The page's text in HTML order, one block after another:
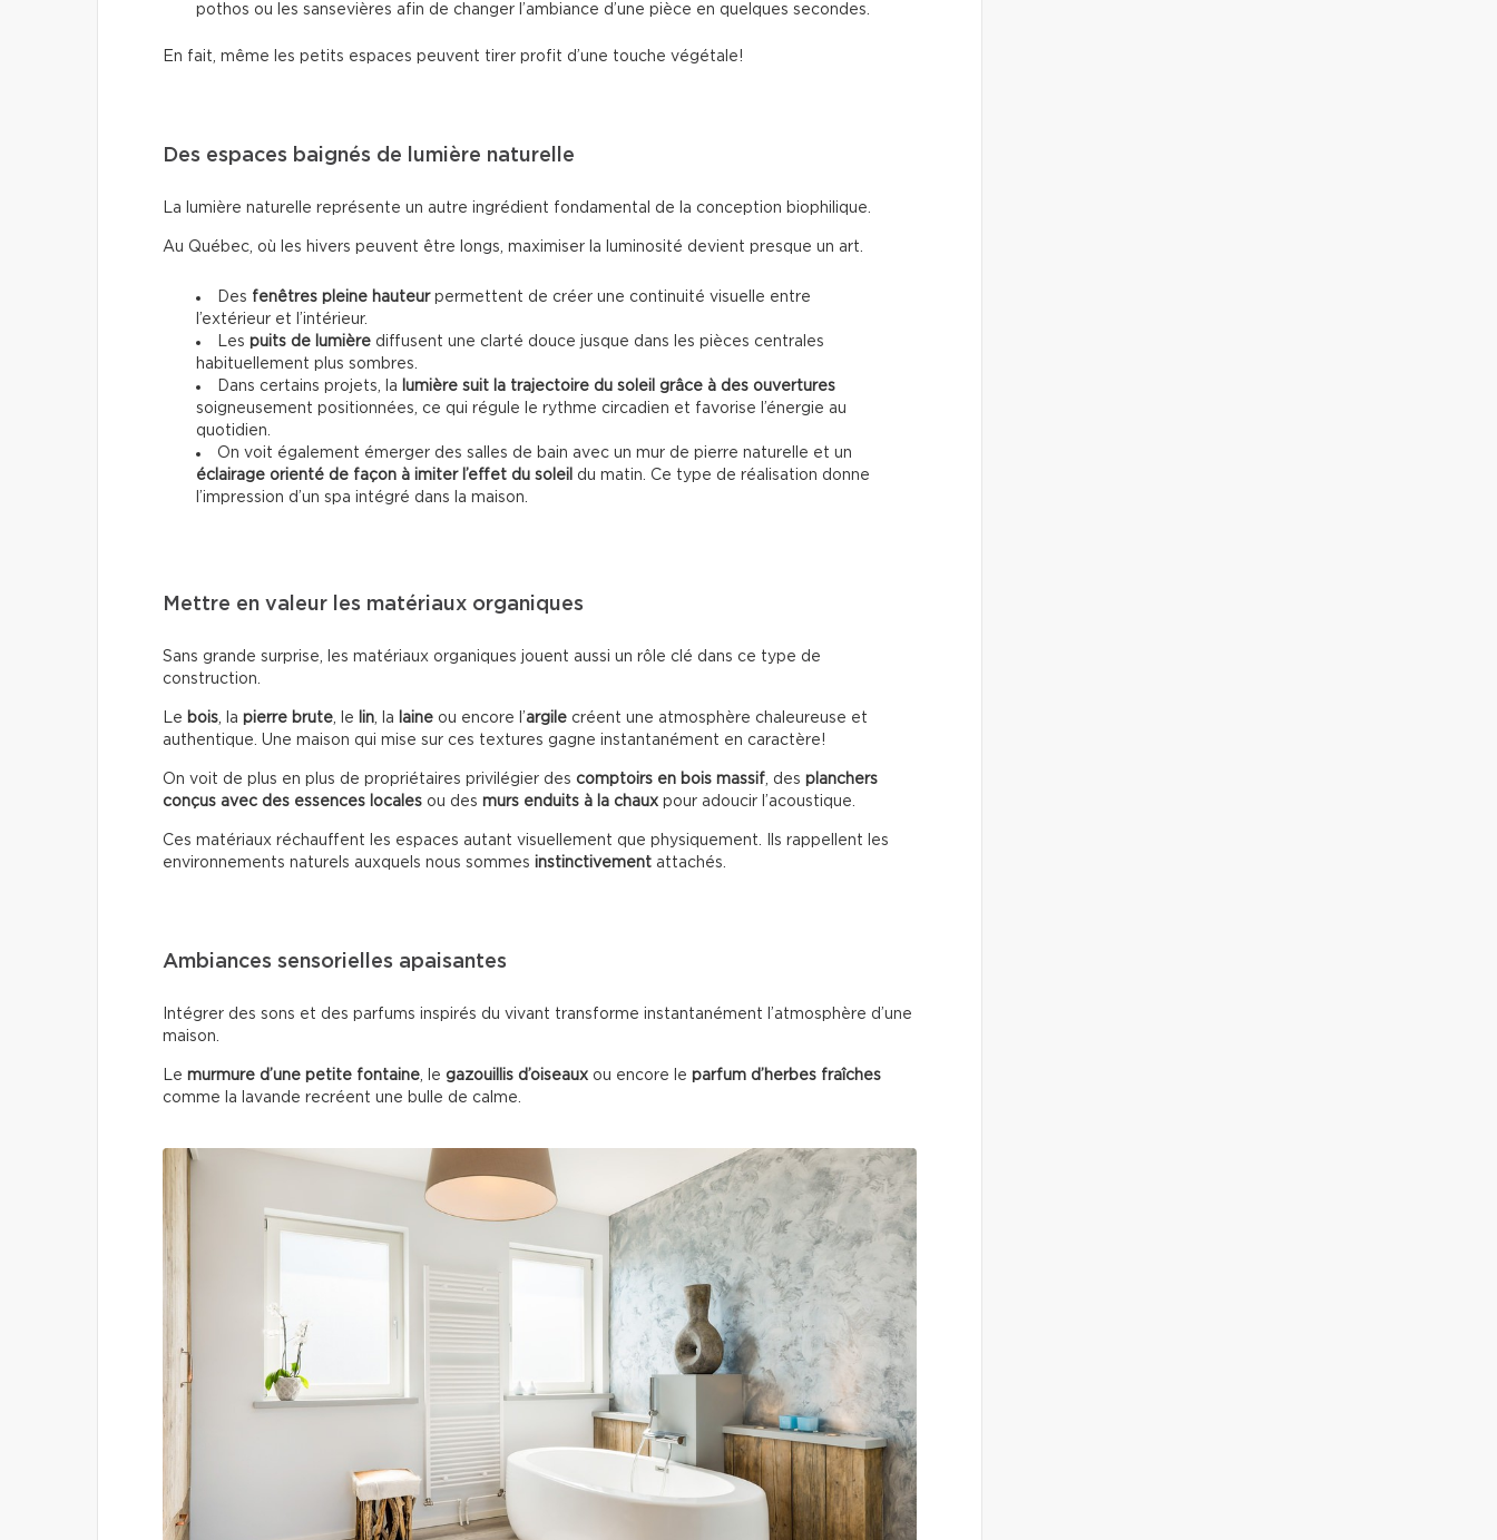
pothos ou les sansevières afin de changer l’ambiance d’une pièce en quelques secondes.
En fait, même les petits espaces peuvent tirer profit d’une touche végétale!
Des espaces baignés de lumière naturelle
La lumière naturelle représente un autre ingrédient fondamental de la conception biophilique.
Au Québec, où les hivers peuvent être longs, maximiser la luminosité devient presque un art.
Des fenêtres pleine hauteurpermettent de créer une continuité visuelle entre
l’extérieur et l’intérieur.
Les puits de lumière diffusent une clarté douce jusque dans les pièces centrales
habituellement plus sombres.
Dans certains projets, la lumière suit la trajectoire du soleil grâce à des ouvertures
soigneusement positionnées, ce qui régule le rythme circadien et favorise l’énergie au
quotidien.
On voit également émerger des salles de bain avec un mur de pierre naturelle et un
éclairage orienté de façon à imiter l’effet du soleil du matin. Ce type de réalisation donne
l’impression d’un spa intégré dans la maison.
Mettre en valeur les matériaux organiques
Sans grande surprise, les matériaux organiques jouent aussi un rôle clé dans ce type de
construction.
Le bois , la pierre brute , le lin , la laine ou encore l’argile créent une atmosphère chaleureuse et
authentique. Une maison qui mise sur ces textures gagne instantanément en caractère!
On voit de plus en plus de propriétaires privilégier des comptoirs en bois massif , des planchers
conçus avec des essences locales ou des murs enduits à la chaux pour adoucir l’acoustique.
Ces matériaux réchauffent les espaces autant visuellement que physiquement. Ils rappellent les
environnements naturels auxquels nous sommes instinctivement attachés.
Ambiances sensorielles apaisantes
Intégrer des sons et des parfums inspirés du vivant transforme instantanément l’atmosphère d’une
maison.
Le murmure d’une petite fontaine , le gazouillis d’oiseaux ou encore le parfum d’herbes fraîches
comme la lavande recréent une bulle de calme.